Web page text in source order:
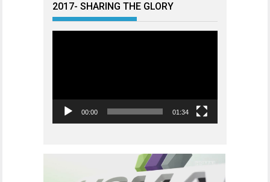
2017- SHARING THE GLORY
00:00 01:34